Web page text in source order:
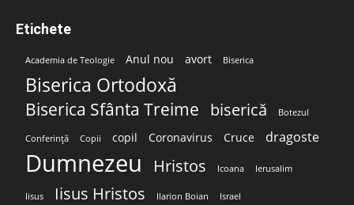
Etichete
Academia de Teologie Anul nou avort Biserica
Biserica Ortodoxă
Biserica Sfânta Treime biserică Botezul
Conferință Copii copil Coronavirus Cruce dragoste
Dumnezeu Hristos Icoana Ierusalim
Iisus Iisus Hristos Ilarion Boian Israel